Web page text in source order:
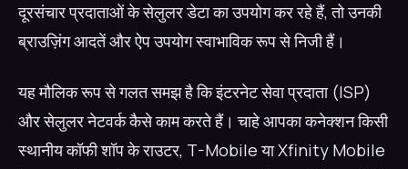
दूरसंचार प्रदाताओं के सेलुलर डेटा का उपयोग कर रहे हैं, तो उनकी
ब्राउज़िंग आदतें और ऐप उपयोग स्वाभाविक रूप से निजी हैं।
यह मौलिक रूप से गलत समझ है कि इंटरनेट सेवा प्रदाता (ISP)
और सेलुलर नेटवर्क कैसे काम करते हैं। चाहे आपका कनेक्शन किसी
स्थानीय कॉफी शॉप के राउटर, T-Mobile या Xfinity Mobile